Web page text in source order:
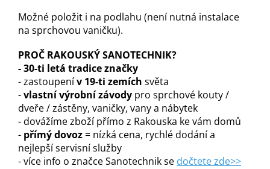
Možné položit i na podlahu (není nutná instalace
na sprchovou vaničku).
PROČ RAKOUSKÝ SANOTECHNIK?
-30-ti letá tradice značky
- zastoupenív 19-ti zemích světa
-vlastní výrobní závody pro sprchové kouty /
dveře / zástěny, vaničky, vany a nábytek
- dovážíme zboží přímo z Rakouska ke vám domů
- přímý dovoz= nízká cena, rychlé dodání a
nejlepší servisní služby
- více info o značce Sanotechnik se dočtete zde>>